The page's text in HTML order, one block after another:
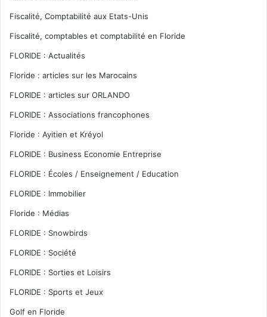
Fiscalité, Comptabilité aux Etats-Unis
Fiscalité, comptables et comptabilité en Floride
FLORIDE : Actualités
Floride : articles sur les Marocains
FLORIDE : articles sur ORLANDO
FLORIDE : Associations francophones
Floride : Ayitien et Kréyol
FLORIDE : Business Economie Entreprise
FLORIDE : Écoles / Enseignement / Education
FLORIDE : Immobilier
Floride : Médias
FLORIDE : Snowbirds
FLORIDE : Société
FLORIDE : Sorties et Loisirs
FLORIDE : Sports et Jeux
Golf en Floride